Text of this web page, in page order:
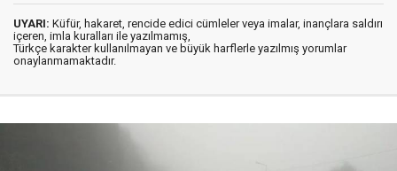
UYARI: Küfür, hakaret, rencide edici cümleler veya imalar, inançlara saldırı
içeren, imla kuralları ile yazılmamış,
Türkçe karakter kullanılmayan ve büyük harflerle yazılmış yorumlar
onaylanmamaktadır.